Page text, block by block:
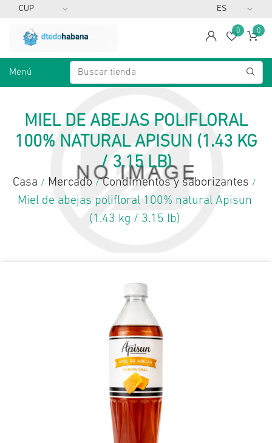
spanLista
0 0
Menú
MIEL DE ABEJAS POLIFLORAL
100% NATURAL APISUN (1.43 KG
/ 3.15 LB)
Casa / Mercado / Condimentos y saborizantes /
Miel de abejas polifloral 100% natural Apisun
(1.43 kg / 3.15 lb)